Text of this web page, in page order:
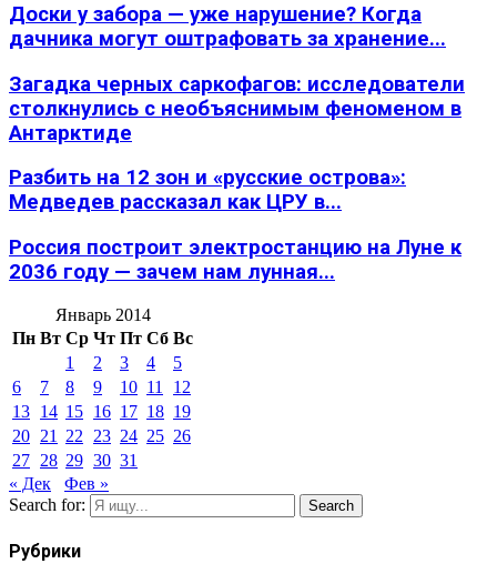
Доски у забора — уже нарушение? Когда
дачника могут оштрафовать за хранение...
Загадка черных саркофагов: исследователи
столкнулись с необъяснимым феноменом в
Антарктиде
Разбить на 12 зон и «русские острова»:
Медведев рассказал как ЦРУ в...
Россия построит электростанцию на Луне к
2036 году — зачем нам лунная...
Январь 2014
Пн Вт Ср Чт Пт Сб Вс
1
2 3 4
5
6
7 8 9 10 11
12
13 14 15 16 17 18 19
20 21 22 23 24 25 26
27 28 29 30 31
« Дек
Фев »
Search for:
Search
Рубрики